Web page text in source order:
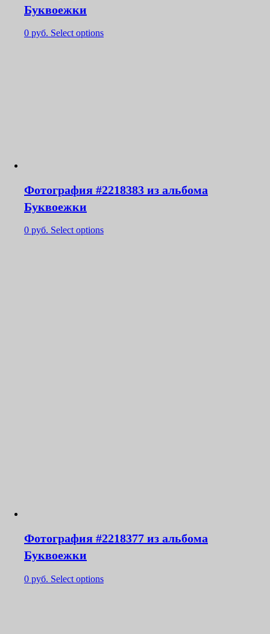
Буквоежки
0 руб. Select options
Фотография #2218383 из альбома
Буквоежки
0 руб. Select options
Фотография #2218377 из альбома
Буквоежки
0 руб. Select options